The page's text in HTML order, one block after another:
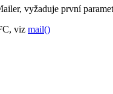
vyžaduje první
viz mail()